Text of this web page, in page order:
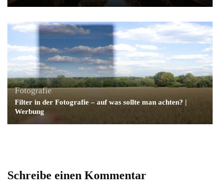
Fotografie
Filter in der Fotografie – auf was sollte man achten? |
Werbung
Schreibe einen Kommentar